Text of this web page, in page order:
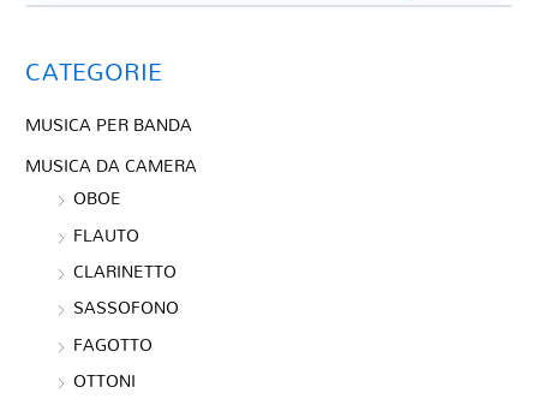
CATEGORIE
MUSICA PER BANDA
MUSICA DA CAMERA
OBOE
FLAUTO
CLARINETTO
SASSOFONO
FAGOTTO
OTTONI